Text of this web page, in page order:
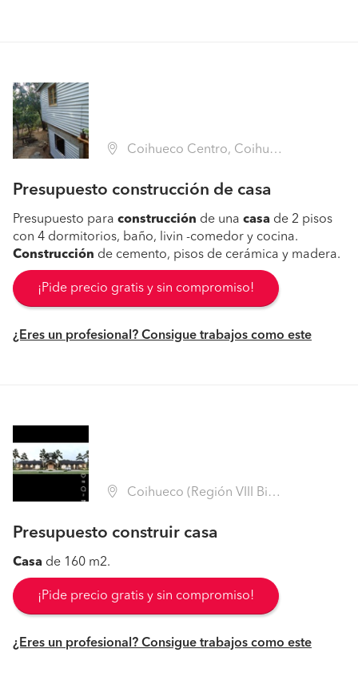
Coihueco Centro, Coihueco (Región VIII Biobío - Ñuble)
Presupuesto construcción de casa
Presupuesto para construcción de una casa de 2 pisos
con 4 dormitorios, baño, livin -comedor y cocina.
Construcción de cemento, pisos de cerámica y madera.
¡Pide precio gratis y sin compromiso!
¿Eres un profesional? Consigue trabajos como este
Coihueco (Región VIII Biobío - Ñuble)
Presupuesto construir casa
Casa de 160 m2.
¡Pide precio gratis y sin compromiso!
¿Eres un profesional? Consigue trabajos como este